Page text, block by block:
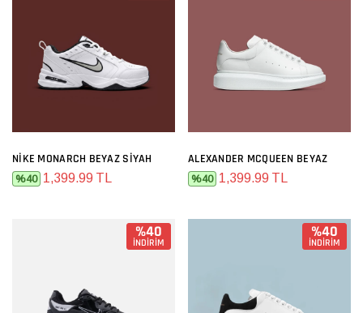
NIKE MONARCH BEYAZ SIYAH
%40 1,399.99 TL
ALEXANDER MCQUEEN BEYAZ
%40 1,399.99 TL
%40
İNDİRİM
%40
İNDİRİM